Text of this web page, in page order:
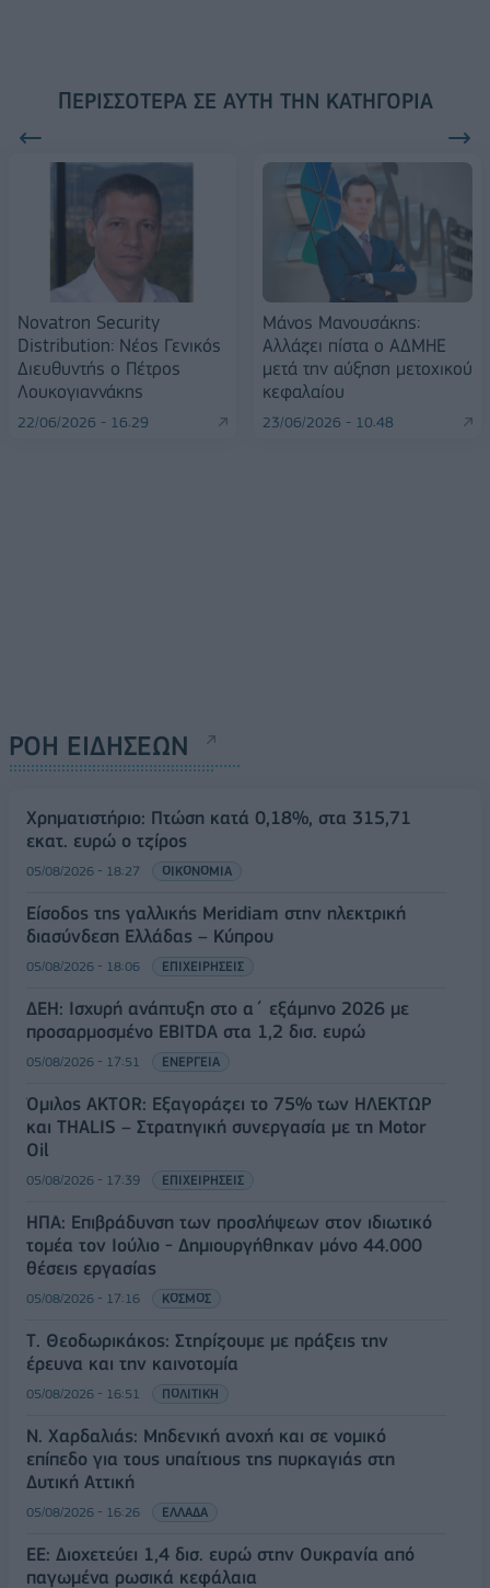
ΠΕΡΙΣΣΌΤΕΡΑ ΣΕ ΑΥΤΉ ΤΗΝ ΚΑΤΗΓΟΡΊΑ
Novatron Security
Distribution: Νέος Γενικός
Διευθυντής ο Πέτρος
Λουκογιαννάκης
22/06/2026 - 16:29
Μάνος Μανουσάκης:
Αλλάζει πίστα ο ΑΔΜΗΕ
μετά την αύξηση μετοχικού
κεφαλαίου
23/06/2026 - 10:48
ΡΟΗ ΕΙΔΗΣΕΩΝ
Χρηματιστήριο: Πτώση κατά 0,18%, στα 315,71
εκατ. ευρώ ο τζίρος
05/08/2026 - 18:27 ΟΙΚΟΝΟΜΙΑ
Είσοδος της γαλλικής Meridiam στην ηλεκτρική
διασύνδεση Ελλάδας – Κύπρου
05/08/2026 - 18:06 ΕΠΙΧΕΙΡΗΣΕΙΣ
ΔΕΗ: Ισχυρή ανάπτυξη στο α΄ εξάμηνο 2026 με
προσαρμοσμένο EBITDA στα 1,2 δισ. ευρώ
05/08/2026 - 17:51 ΕΝΕΡΓΕΙΑ
Όμιλος AKTOR: Εξαγοράζει το 75% των ΗΛΕΚΤΩΡ
και THALIS – Στρατηγική συνεργασία με τη Motor
Oil
05/08/2026 - 17:39 ΕΠΙΧΕΙΡΗΣΕΙΣ
ΗΠΑ: Επιβράδυνση των προσλήψεων στον ιδιωτικό
τομέα τον Ιούλιο - Δημιουργήθηκαν μόνο 44.000
θέσεις εργασίας
05/08/2026 - 17:16 ΚΟΣΜΟΣ
Τ. Θεοδωρικάκος: Στηρίζουμε με πράξεις την
έρευνα και την καινοτομία
05/08/2026 - 16:51 ΠΟΛΙΤΙΚΗ
Ν. Χαρδαλιάς: Μηδενική ανοχή και σε νομικό
επίπεδο για τους υπαίτιους της πυρκαγιάς στη
Δυτική Αττική
05/08/2026 - 16:26 ΕΛΛΑΔΑ
ΕΕ: Διοχετεύει 1,4 δισ. ευρώ στην Ουκρανία από
παγωμένα ρωσικά κεφάλαια